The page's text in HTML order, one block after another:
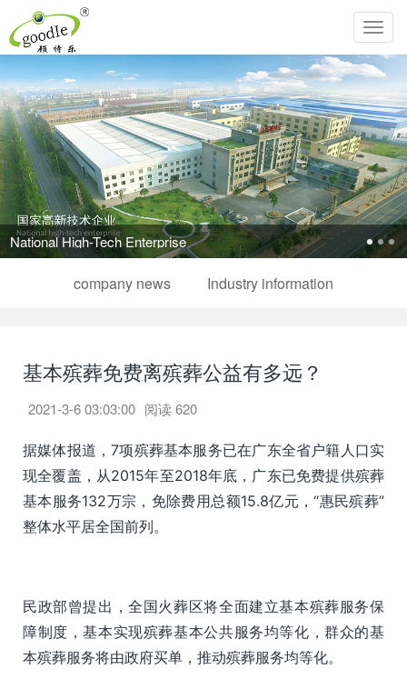
National High-Tech Enterprise
company news Industry information
基本殡葬免费离殡葬公益有多远？
2021-3-6 03:03:00 阅读620
据媒体报道，7项殡葬基本服务已在广东全省户籍人口实
现全覆盖，从2015年至2018年底，广东已免费提供殡葬
基本服务132万宗，免除费用总额15.8亿元，“惠民殡葬”
整体水平居全国前列。
民政部曾提出，全国火葬区将全面建立基本殡葬服务保
障制度，基本实现殡葬基本公共服务均等化，群众的基
本殡葬服务将由政府买单，推动殡葬服务均等化。